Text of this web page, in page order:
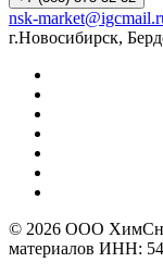
nsk-
г.Новосибирск,
© 2026 ООО
материалов ИНН: